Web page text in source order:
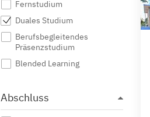
Fernstudium
Duales Studium
Berufsbegleitendes
Präsenzstudium
Blended Learning
Abschluss